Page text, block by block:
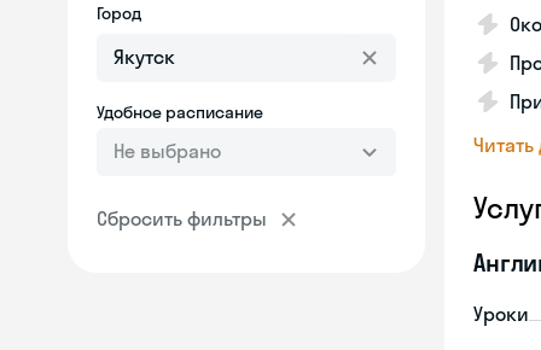
Город
Удобное расписание
Не выбрано
Сбросить фильтры
Уроки